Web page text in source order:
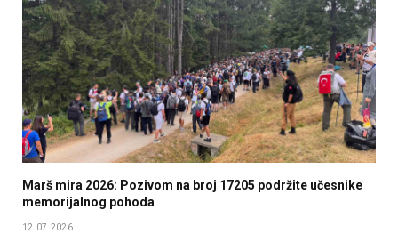
Marš mira 2026: Pozivom na broj 17205 podržite učesnike
memorijalnog pohoda
12.07.2026